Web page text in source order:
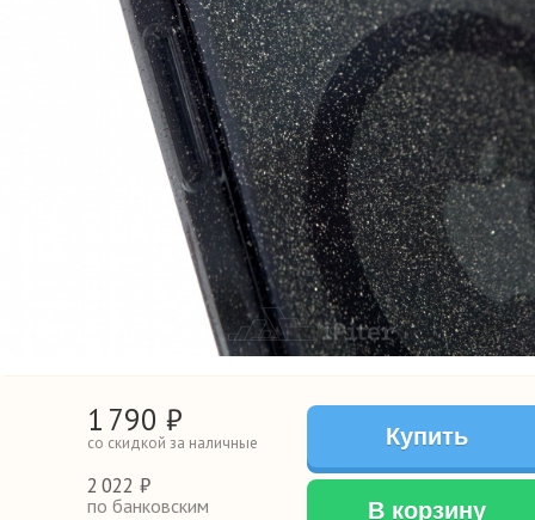
1 790 ₽
со скидкой за наличные
2 022 ₽
по банковским
Купить
В корзину